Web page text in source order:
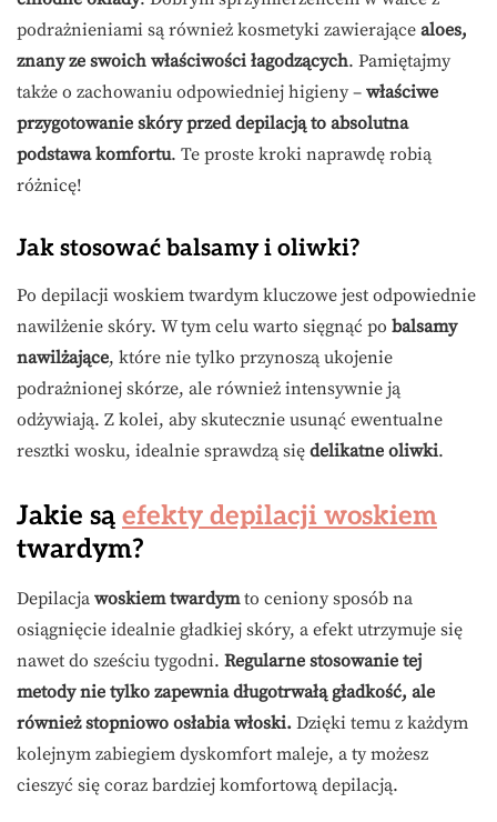
podrażnieniami są również kosmetyki zawierające aloes,
znany ze swoich właściwości łagodzących. Pamiętajmy
także o zachowaniu odpowiedniej higieny – właściwe
przygotowanie skóry przed depilacją to absolutna
podstawa komfortu. Te proste kroki naprawdę robią
różnicę!
Jak stosować balsamy i oliwki?
Po depilacji woskiem twardym kluczowe jest odpowiednie
nawilżenie skóry. W tym celu warto sięgnąć po balsamy
nawilżające, które nie tylko przynoszą ukojenie
podrażnionej skórze, ale również intensywnie ją
odżywiają. Z kolei, aby skutecznie usunąć ewentualne
resztki wosku, idealnie sprawdzą się delikatne oliwki.
Jakie są efekty depilacji woskiem
twardym?
Depilacja woskiem twardymto ceniony sposób na
osiągnięcie idealnie gładkiej skóry, a efekt utrzymuje się
nawet do sześciu tygodni. Regularne stosowanie tej
metody nie tylko zapewnia długotrwałą gładkość, ale
również stopniowo osłabia włoski. Dzięki temu z każdym
kolejnym zabiegiem dyskomfort maleje, a ty możesz
cieszyć się coraz bardziej komfortową depilacją.